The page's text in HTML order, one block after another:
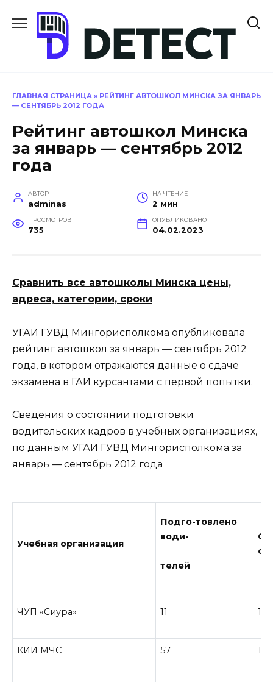
содержанию
ГЛАВНАЯ СТРАНИЦА » РЕЙТИНГ АВТОШКОЛ МИНСКА ЗА ЯНВАРЬ
— СЕНТЯБРЬ 2012 ГОДА
Рейтинг автошкол Минска
за январь — сентябрь 2012
года
АВТОР
adminas
НА ЧТЕНИЕ
2 мин
ПРОСМОТРОВ
735
ОПУБЛИКОВАНО
04.02.2023
Сравнить все автошколы Минска цены,
адреса, категории, сроки
УГАИ ГУВД Мингорисполкома опубликовала
рейтинг автошкол за январь — сентябрь 2012
года, в котором отражаются данные о сдаче
экзамена в ГАИ курсантами с первой попытки.
Сведения о состоянии подготовки
водительских кадров в учебных организациях,
по данным УГАИ ГУВД Мингорисполкома за
январь — сентябрь 2012 года
Учебная организация
Подго-товлено
води-
телей
С
ЧУП «Сиура» 11 1
КИИ МЧС 57 11